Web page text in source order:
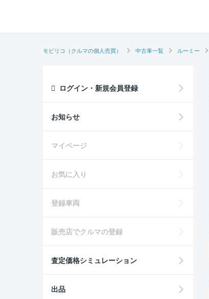
モビリコ（クルマの個人売買） 中古車一覧 ルーミー
ログイン・新規会員登録
お知らせ
マイページ
お気に入り
登録車両
販売店でクルマの登録
査定価格シミュレーション
出品